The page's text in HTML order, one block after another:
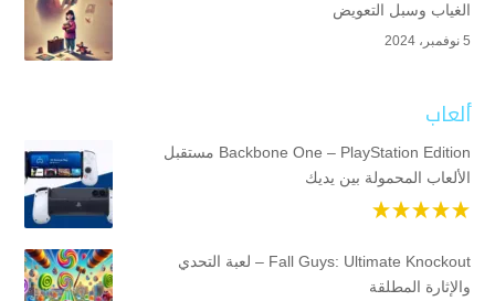
الغياب وسبل التعويض
5 نوفمبر، 2024
ألعاب
Backbone One – PlayStation Edition مستقبل
الألعاب المحمولة بين يديك
Fall Guys: Ultimate Knockout – لعبة التحدي
والإثارة المطلقة